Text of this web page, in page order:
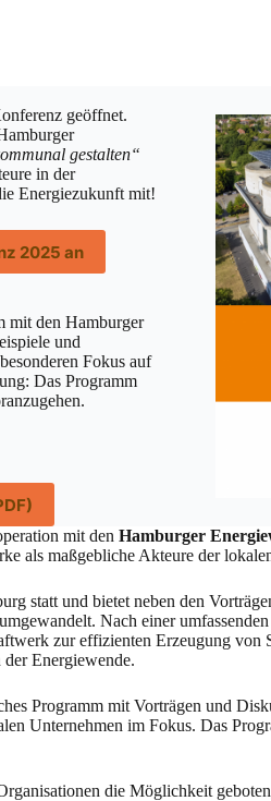
geöffnet.
gestalten“
in der
Energiezukunft mit!
2025 an
mit den Hamburger
und
Fokus auf
Das Programm
mit den Hamburger
als maßgebliche Akteure der
statt und bietet neben den
Nach einer
zur effizienten Erzeugung
Energiewende.
Programm mit Vorträgen und
Unternehmen im Fokus. Das
die Möglichkeit